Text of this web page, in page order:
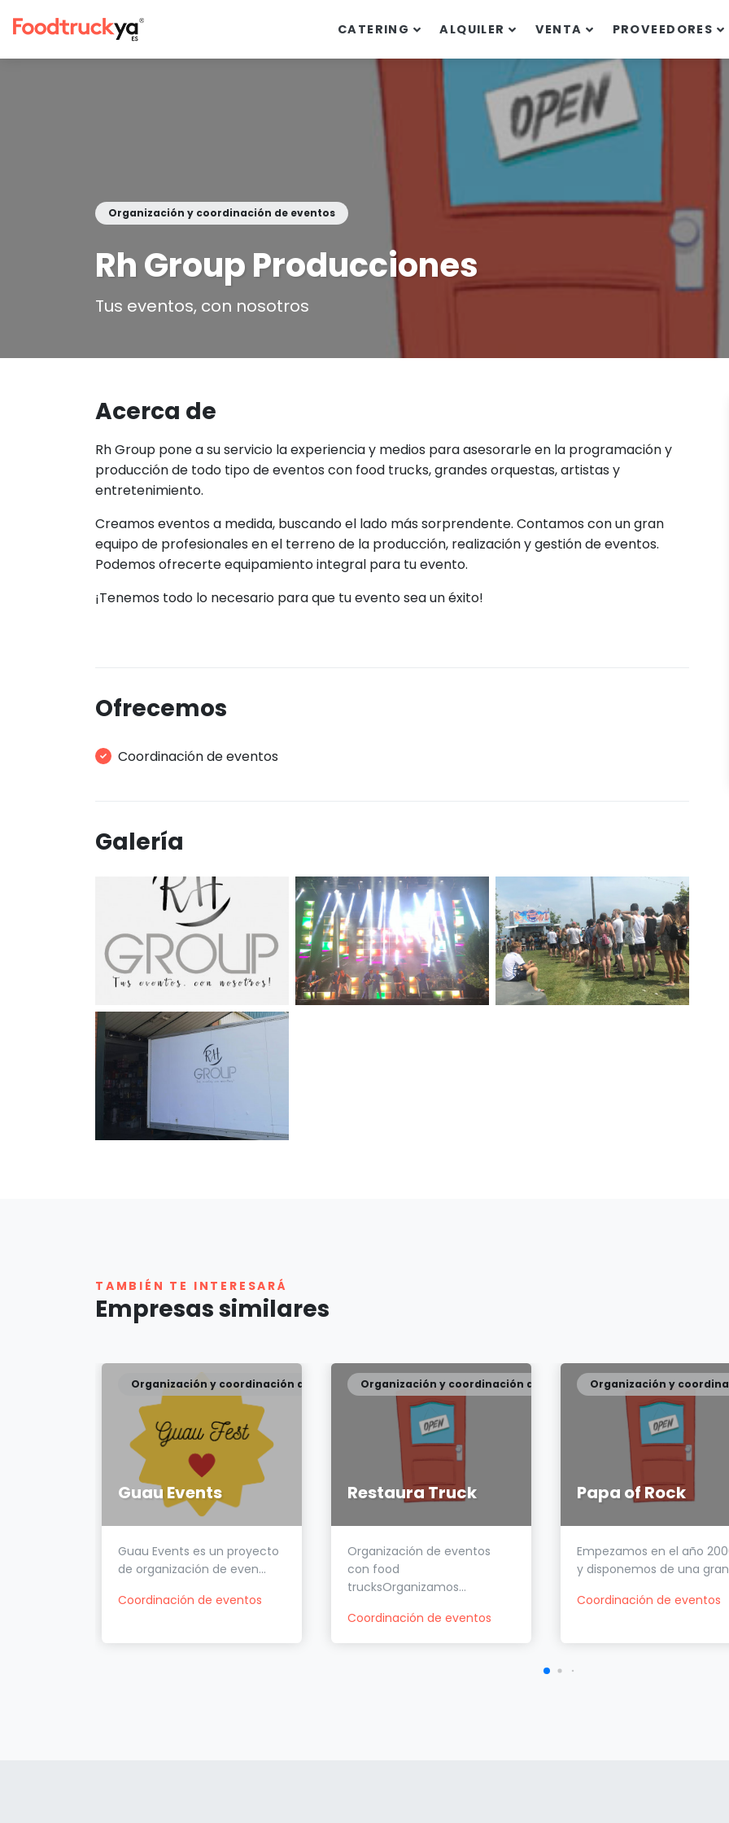
CATERING ALQUILER VENTA PROVEEDORES
Organización y coordinación de eventos
Rh Group Producciones
Tus eventos, con nosotros
Acerca de
Rh Group pone a su servicio la experiencia y medios para asesorarle en la programación y
producción de todo tipo de eventos con food trucks, grandes orquestas, artistas y
entretenimiento.
Creamos eventos a medida, buscando el lado más sorprendente. Contamos con un gran
equipo de profesionales en el terreno de la producción, realización y gestión de eventos.
Podemos ofrecerte equipamiento integral para tu evento.
¡Tenemos todo lo necesario para que tu evento sea un éxito!
Ofrecemos
Coordinación de eventos
Galería
TAMBIÉN TE INTERESARÁ
Empresas similares
Guau Events
Organización y coordinación de eventos
Guau Events es un proyecto
de organización de even...
Coordinación de eventos
Restaura Truck
Organización y coordinación de eventos
Organización de eventos
con food
trucksOrganizamos...
Coordinación de eventos
Papa of Rock
Organización y
Empezamos en el año
y disponemos de una
Coordinación de eventos